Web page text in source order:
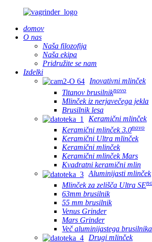
domov
O nas
Naša filozofija
Naša ekipa
Pridružite se nam
Izdelki
Inovativni mlinček
Titanov brusilniknovo
Mlinček iz nerjavečega jekla
Brusilnik lesa
Keramični mlinček
Keramični mlinček 3.0novo
Keramični Ultra mlinček
Keramični mlinček
Keramični mlinček Mars
Kvadratni keramični mlin
Aluminijasti mlinček
Mlinček za zelišča Ultra SE
63mm brusilnik
55 mm brusilnik
Venus Grinder
Mars Grinder
Več aluminijastega brusilnika
Drugi mlinček